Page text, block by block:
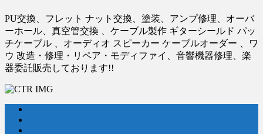
PU交換、フレット ナット交換、塗装、アンプ修理、オーバ
ーホール、真空管交換 、ケーブル製作 ギターシールド パッ
チケーブル 、オーディオ スピーカー ケーブルオーダー 、ワ
ウ 改造・修理・リペア・モディファイ、音響機器修理、楽
器委託販売しております!!